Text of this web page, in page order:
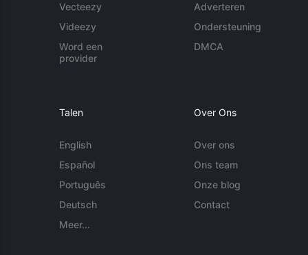
Vecteezy
Videezy
Word een
provider
Adverteren
Ondersteuning
DMCA
Talen
English
Español
Português
Deutsch
Meer...
Over Ons
Over ons
Ons team
Onze blog
Contact